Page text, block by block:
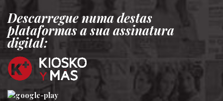
Descarregue numa destas
plataformas a sua assinatura
digital: